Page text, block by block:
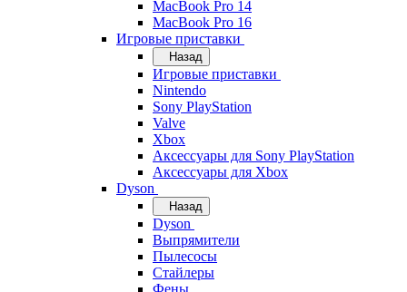
MacBook Pro 14
MacBook Pro 16
Игровые приставки
Назад
Игровые приставки
Nintendo
Sony PlayStation
Valve
Xbox
Аксессуары для Sony PlayStation
Аксессуары для Xbox
Dyson
Назад
Dyson
Выпрямители
Пылесосы
Стайлеры
Фены